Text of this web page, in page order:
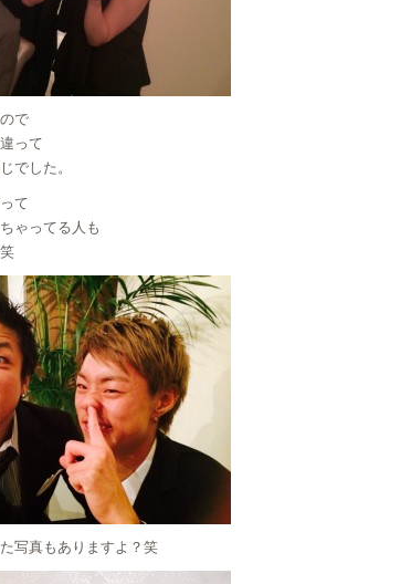
で
って
でした。
て
ゃってる人も
写真もありますよ？笑